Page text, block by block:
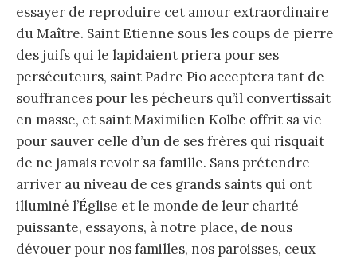
essayer de reproduire cet amour extraordinaire
du Maître. Saint Etienne sous les coups de pierre
des juifs qui le lapidaient priera pour ses
persécuteurs, saint Padre Pio acceptera tant de
souffrances pour les pécheurs qu’il convertissait
en masse, et saint Maximilien Kolbe offrit sa vie
pour sauver celle d’un de ses frères qui risquait
de ne jamais revoir sa famille. Sans prétendre
arriver au niveau de ces grands saints qui ont
illuminé l’Église et le monde de leur charité
puissante, essayons, à notre place, de nous
dévouer pour nos familles, nos paroisses, ceux